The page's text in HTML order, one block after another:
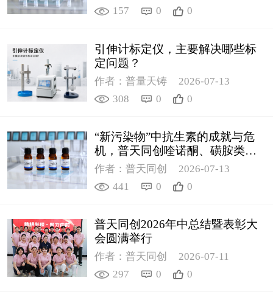
157
0 0
引伸计标定仪，主要解决哪些标
定问题？
作者：普量天铸
2026-07-13
308
0 0
“新污染物”中抗生素的成就与危
机，普天同创喹诺酮、磺胺类质
控新品筑牢环境安全防线
作者：普天同创
2026-07-13
441
0 0
普天同创2026年中总结暨表彰大
会圆满举行
作者：普天同创
2026-07-11
297
0 0